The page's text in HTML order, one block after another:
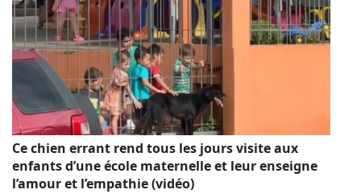
Ce chien errant rend tous les jours visite aux
enfants d’une école maternelle et leur enseigne
l’amour et l’empathie (vidéo)